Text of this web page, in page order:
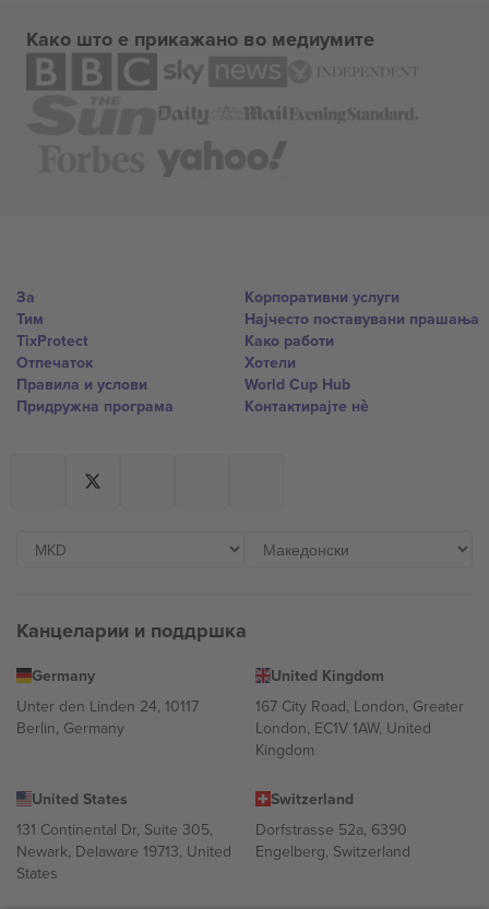
Како што е прикажано во медиумите
За
Тим
TixProtect
Отпечаток
Правила и услови
Придружна програма
Корпоративни услуги
Најчесто поставувани прашања
Како работи
Хотели
World Cup Hub
Контактирајте нѐ
Канцеларии и поддршка
Germany
Unter den Linden 24, 10117
Berlin, Germany
United Kingdom
167 City Road, London, Greater
London, EC1V 1AW, United
Kingdom
United States
131 Continental Dr, Suite 305,
Newark, Delaware 19713, United
States
Switzerland
Dorfstrasse 52a, 6390
Engelberg, Switzerland